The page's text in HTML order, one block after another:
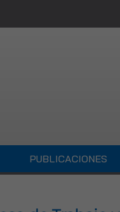
PUBLICACIONES